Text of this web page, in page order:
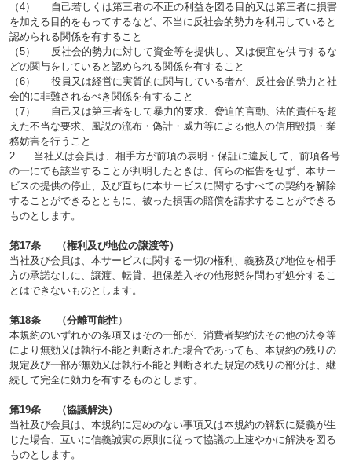
（4） 自己若しくは第三者の不正の利益を図る目的又は第三者に損害
を加える目的をもってするなど、不当に反社会的勢力を利用していると
認められる関係を有すること
（5） 反社会的勢力に対して資金等を提供し、又は便宜を供与するな
どの関与をしていると認められる関係を有すること
（6） 役員又は経営に実質的に関与している者が、反社会的勢力と社
会的に非難されるべき関係を有すること
（7） 自己又は第三者をして暴力的要求、脅迫的言動、法的責任を超
えた不当な要求、風説の流布・偽計・威力等による他人の信用毀損・業
務妨害を行うこと
2. 当社又は会員は、相手方が前項の表明・保証に違反して、前項各号
の一にでも該当することが判明したときは、何らの催告をせず、本サー
ビスの提供の停止、及び直ちに本サービスに関するすべての契約を解除
することができるとともに、被った損害の賠償を請求することができる
ものとします。
第17条 （権利及び地位の譲渡等）
当社及び会員は、本サービスに関する一切の権利、義務及び地位を相手
方の承諾なしに、譲渡、転貸、担保差入その他形態を問わず処分するこ
とはできないものとします。
第18条 （分離可能性）
本規約のいずれかの条項又はその一部が、消費者契約法その他の法令等
により無効又は執行不能と判断された場合であっても、本規約の残りの
規定及び一部が無効又は執行不能と判断された規定の残りの部分は、継
続して完全に効力を有するものとします。
第19条 （協議解決）
当社及び会員は、本規約に定めのない事項又は本規約の解釈に疑義が生
じた場合、互いに信義誠実の原則に従って協議の上速やかに解決を図る
ものとします。